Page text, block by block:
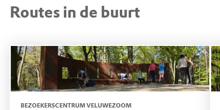
dijken op. Het struinpad loopt verderop over
Routes in de buurt
BEZOEKERSCENTRUM VELUWEZOOM